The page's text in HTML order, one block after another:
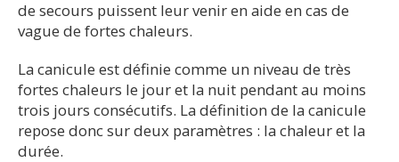
de secours puissent leur venir en aide en cas de
vague de fortes chaleurs.
La canicule est définie comme un niveau de très
fortes chaleurs le jour et la nuit pendant au moins
trois jours consécutifs. La définition de la canicule
repose donc sur deux paramètres : la chaleur et la
durée.